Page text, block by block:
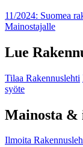
11/2024: Suomea
Mainostajalle
Lue
Tilaa Rakennuslehti
syöte
Mainosta &
Ilmoita